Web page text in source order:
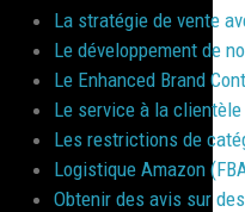
La stratégie de vente
Le développement de
Le Enhanced Brand
Le service à la
Les restrictions de
Logistique Amazon
Obtenir des avis sur